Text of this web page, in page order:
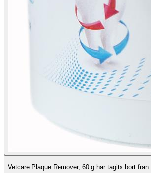
Vetcare Plaque Remover, 60 g har tagits bort från